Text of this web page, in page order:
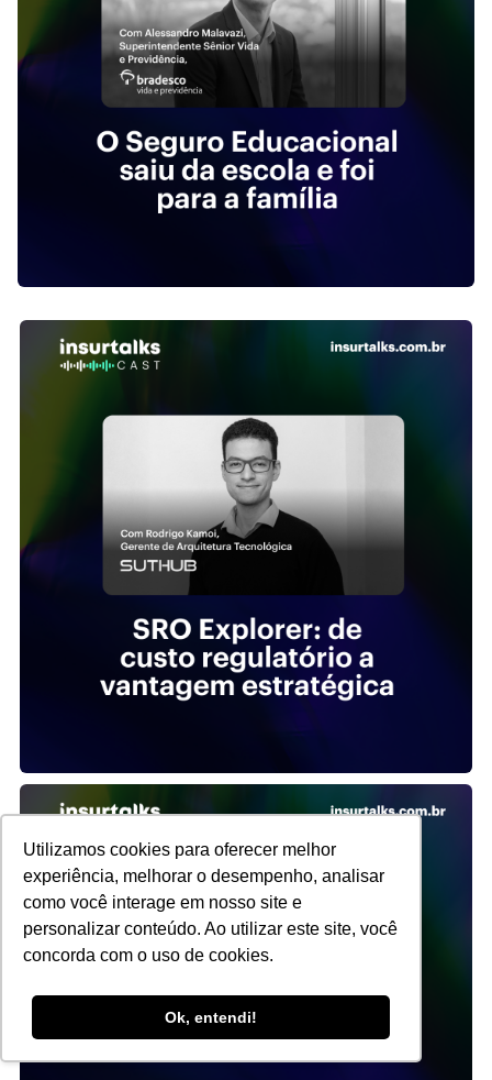
Utilizamos cookies para oferecer melhor
experiência, melhorar o desempenho, analisar
como você interage em nosso site e
personalizar conteúdo. Ao utilizar este site, você
concorda com o uso de cookies.
Ok, entendi!